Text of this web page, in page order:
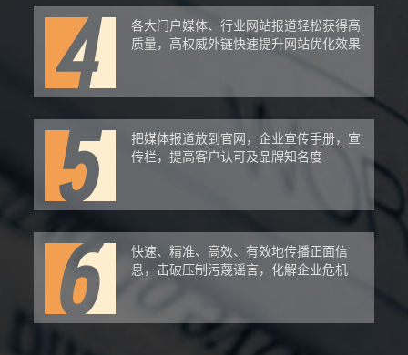
各大门户媒体、行业网站报道轻松获得高
质量，高权威外链快速提升网站优化效果
把媒体报道放到官网，企业宣传手册，宣
传栏，提高客户认可及品牌知名度
快速、精准、高效、有效地传播正面信
息，击破压制污蔑谣言，化解企业危机